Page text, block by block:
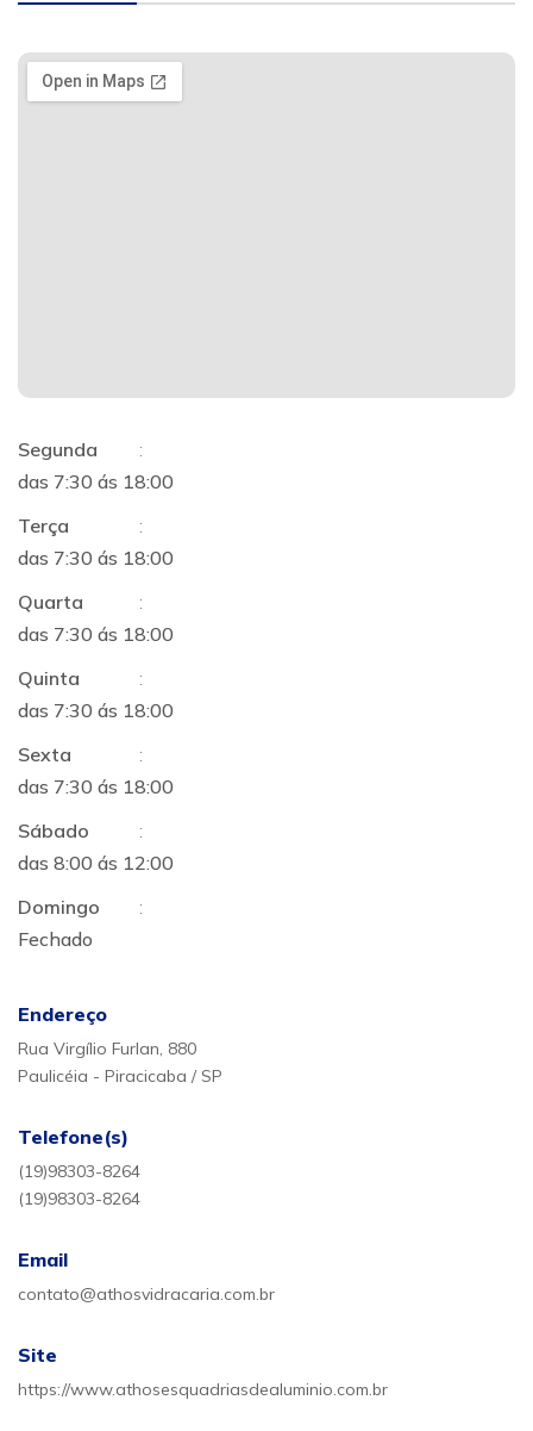
Segunda
:
das 7:30 ás 18:00
Terça
:
das 7:30 ás 18:00
Quarta
:
das 7:30 ás 18:00
Quinta
:
das 7:30 ás 18:00
Sexta
:
das 7:30 ás 18:00
Sábado
:
das 8:00 ás 12:00
Domingo
:
Fechado
Endereço
Rua Virgílio Furlan, 880
Paulicéia - Piracicaba / SP
Telefone(s)
(19)98303-8264
(19)98303-8264
Email
contato@athosvidracaria.com.br
Site
https://www.athosesquadriasdealuminio.com.br